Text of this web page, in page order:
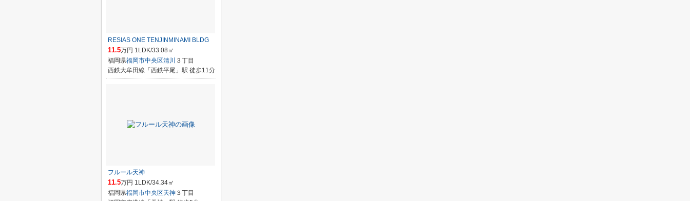
RESIAS ONE TENJINMINAMI BLDG
11.5万円 1LDK/33.08㎡
福岡県福岡市中央区清川 ３丁目
西鉄大牟田線「西鉄平尾」駅 徒歩11分
フルール天神
11.5万円 1LDK/34.34㎡
福岡県福岡市中央区天神 ３丁目